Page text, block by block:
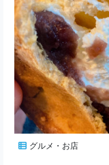
グルメ・お店